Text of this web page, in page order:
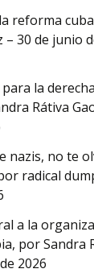
reforma
– 30 de junio
la derecha
Rátiva
nazis, no te
radical
a la
por Sandra
2026